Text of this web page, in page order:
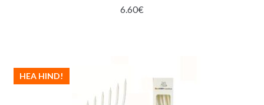
6.60€
HEA HIND!